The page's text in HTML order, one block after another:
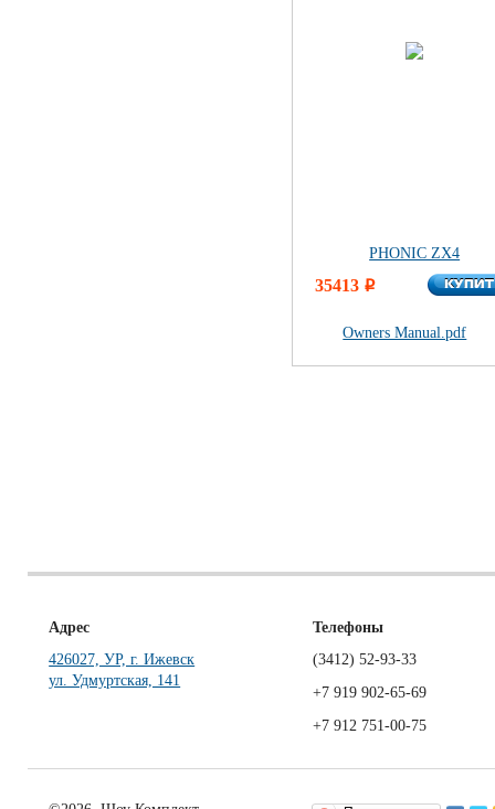
PHONIC ZX4
35413 i
Owners Manual.pdf
Адрес
426027, УР, г. Ижевск
ул. Удмуртская, 141
Телефоны
(3412) 52-93-33
+7 919 902-65-69
+7 912 751-00-75